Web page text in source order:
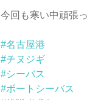
今回も寒い中頑張
#名古屋港
#チヌジギ
#シーバス
#ボートシーバス